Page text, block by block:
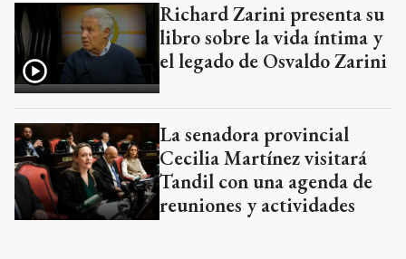
Richard Zarini presenta su
libro sobre la vida íntima y
el legado de Osvaldo Zarini
La senadora provincial
Cecilia Martínez visitará
Tandil con una agenda de
reuniones y actividades